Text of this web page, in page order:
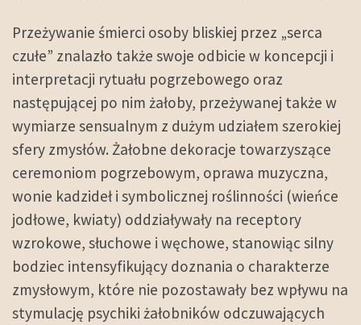
Przeżywanie śmierci osoby bliskiej przez „serca
czułe” znalazło także swoje odbicie w koncepcji i
interpretacji rytuału pogrzebowego oraz
następującej po nim żałoby, przeżywanej także w
wymiarze sensualnym z dużym udziałem szerokiej
sfery zmysłów. Żałobne dekoracje towarzyszące
ceremoniom pogrzebowym, oprawa muzyczna,
wonie kadzideł i symbolicznej roślinności (wieńce
jodłowe, kwiaty) oddziaływały na receptory
wzrokowe, słuchowe i węchowe, stanowiąc silny
bodziec intensyfikujący doznania o charakterze
zmysłowym, które nie pozostawały bez wpływu na
stymulację psychiki żałobników odczuwających